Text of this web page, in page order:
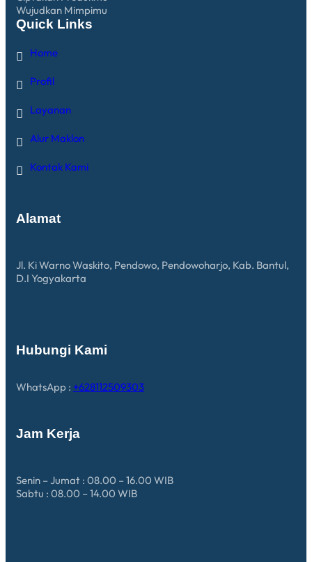
Wujudkan Mimpimu
Quick Links
Home
Profil
Layanan
Alur Maklon
Kontak Kami
Alamat
Jl. Ki Warno Waskito, Pendowo, Pendowoharjo, Kab. Bantul,
D.I Yogyakarta
Hubungi Kami
WhatsApp : +628112509303
Jam Kerja
Senin – Jumat : 08.00 – 16.00 WIB
Sabtu : 08.00 – 14.00 WIB